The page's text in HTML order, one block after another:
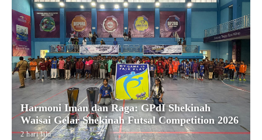
Harmoni Iman dan Raga: GPdI Shekinah
Waisai Gelar Shekinah Futsal Competition 2026
2 hari lalu